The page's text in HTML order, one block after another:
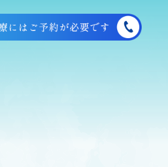
TEL:076-443-1840